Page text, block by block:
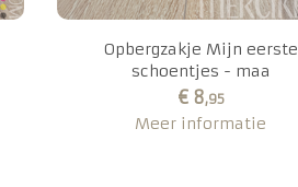
Opbergzakje Mijn eerste
schoentjes - maa
€ 8,95
Meer informatie